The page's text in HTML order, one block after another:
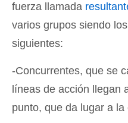
fuerza llamada
varios grupos siendo
siguientes:
-Concurrentes, que se
líneas de acción llegan
punto, que da lugar a